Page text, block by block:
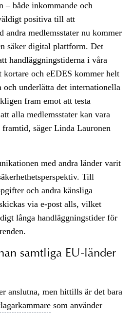
– både inkommande och
positiva till att
andra medlemsstater nu kommer
säker digital plattform. Det
handläggningstiderna i våra
kortare och eEDES kommer helt
underlätta det internationella
fram emot att testa
alla medlemsstater kan vara
framtid, säger Linda Lauronen
med andra länder varit
Till
och andra känsliga
via e-post alls, vilket
långa handläggningstider för
samtliga EU-länder
anslutna, men hittills är det bara
som använder